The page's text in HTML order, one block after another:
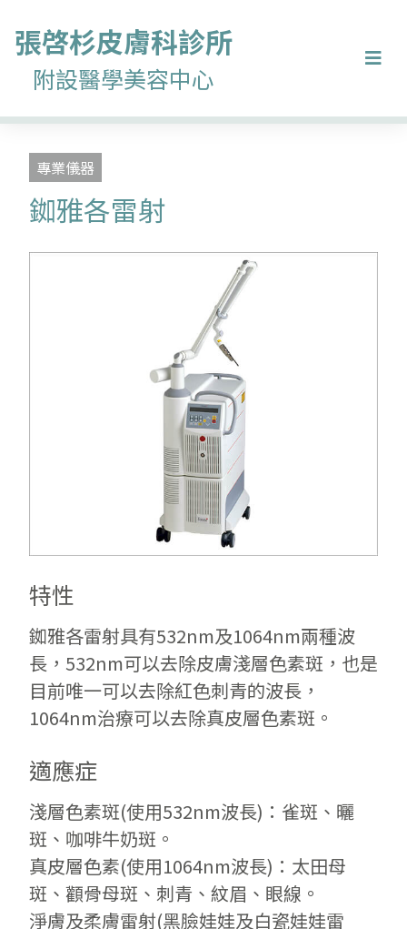
張啓杉皮膚科診所
附設醫學美容中心
專業儀器
銣雅各雷射
特性
銣雅各雷射具有532nm及1064nm兩種波
長，532nm可以去除皮膚淺層色素斑，也是
目前唯一可以去除紅色刺青的波長，
1064nm治療可以去除真皮層色素斑。
適應症
淺層色素斑(使用532nm波長)：雀斑、曬
斑、咖啡牛奶斑。
真皮層色素(使用1064nm波長)：太田母
斑、顴骨母斑、刺青、紋眉、眼線。
淨膚及柔膚雷射(黑臉娃娃及白瓷娃娃雷